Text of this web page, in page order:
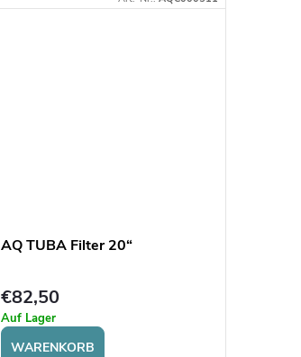
AQ TUBA Filter 20“
€82,50
Auf Lager
WARENKORB